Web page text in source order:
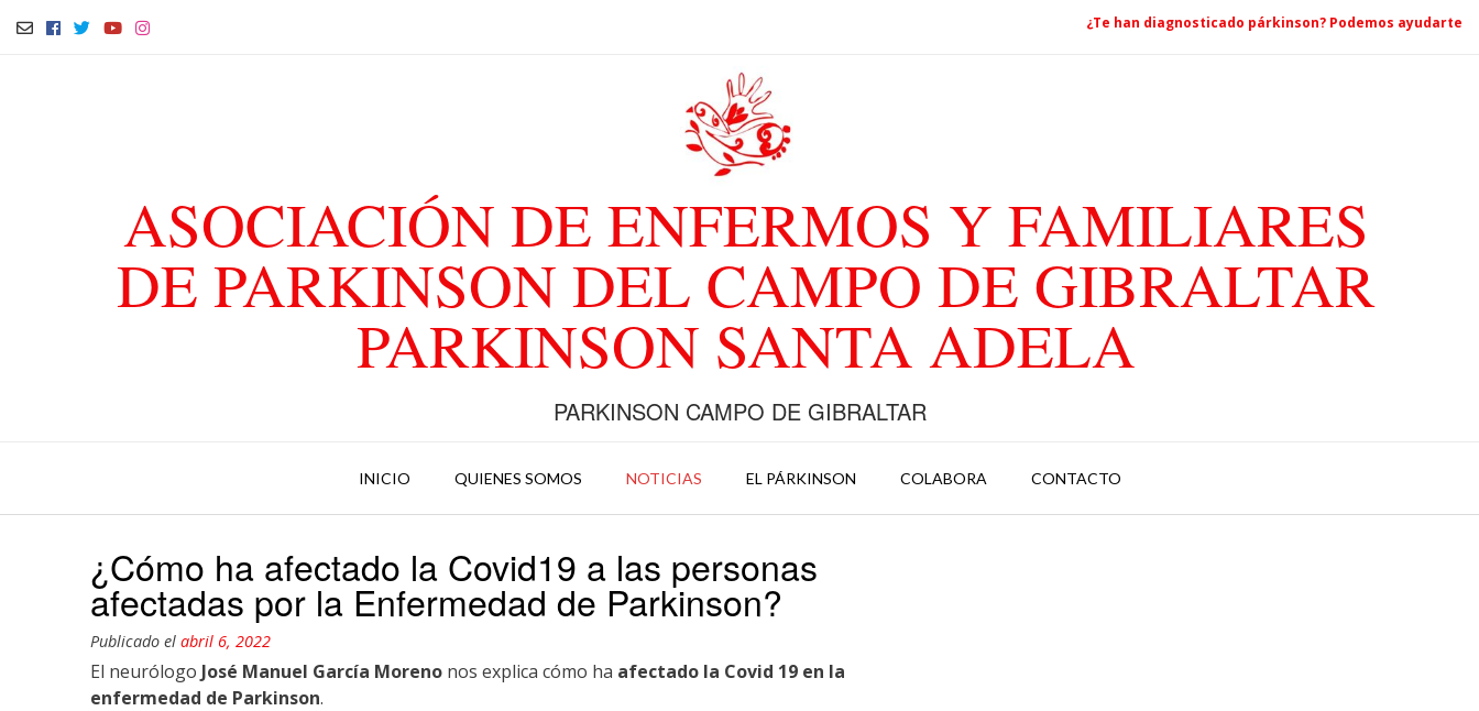
¿Te han diagnosticado párkinson? Podemos ayudarte
ASOCIACIÓN DE ENFERMOS Y FAMILIARES
DE PARKINSON DEL CAMPO DE GIBRALTAR
PARKINSON SANTA ADELA
PARKINSON CAMPO DE GIBRALTAR
INICIO QUIENES SOMOS NOTICIAS EL PÁRKINSON COLABORA CONTACTO
¿Cómo ha afectado la Covid19 a las personas
afectadas por la Enfermedad de Parkinson?
Publicado el abril 6, 2022
El neurólogo José Manuel García Moreno nos explica cómo ha afectado la Covid 19 en la
enfermedad de Parkinson.